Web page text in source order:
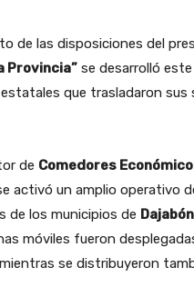
de las disposiciones del
Provincia” se desarrolló
que trasladaron sus
de Comedores
activó un amplio operativo
de los municipios de
móviles fueron
se distribuyeron